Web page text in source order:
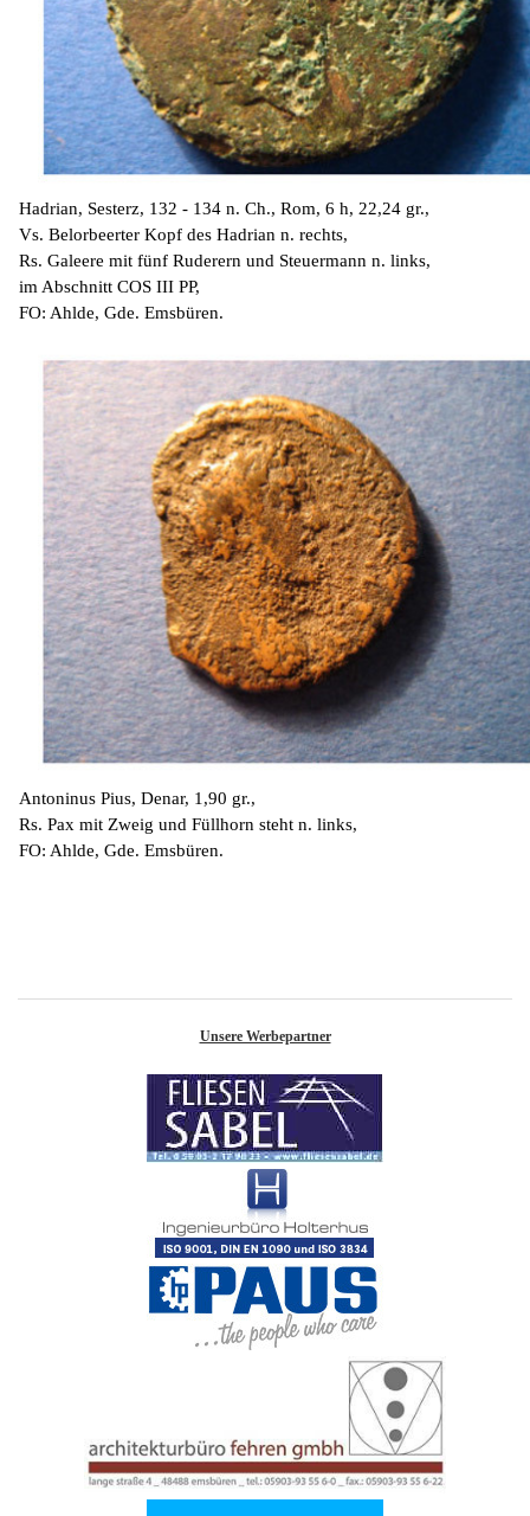
Hadrian, Sesterz, 132 - 134 n. Ch., Rom, 6 h, 22,24 gr.,
Vs. Belorbeerter Kopf des Hadrian n. rechts,
Rs. Galeere mit fünf Ruderern und Steuermann n. links,
im Abschnitt COS III PP,
FO: Ahlde, Gde. Emsbüren.
Antoninus Pius, Denar, 1,90 gr.,
Rs. Pax mit Zweig und Füllhorn steht n. links,
FO: Ahlde, Gde. Emsbüren.
Unsere Werbepartner